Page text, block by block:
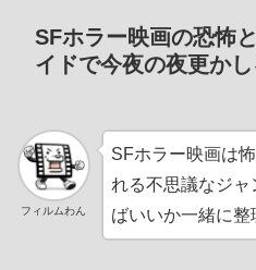
SFホラー映画の恐怖
イドで今夜の夜更か
フィルムわん
SFホラー映画は
れる不思議なジ
ばいいか一緒に整